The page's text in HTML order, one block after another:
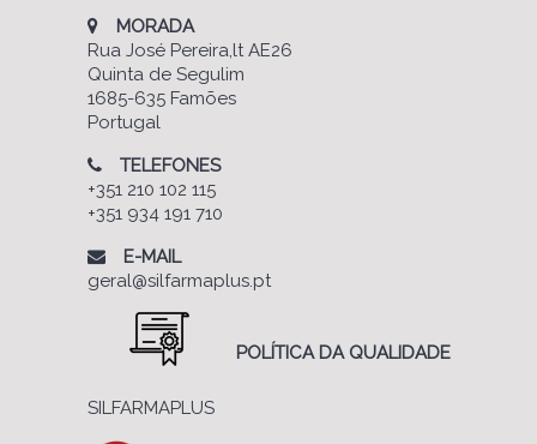
MORADA
Rua José Pereira,lt AE26
Quinta de Segulim
1685-635 Famões
Portugal
TELEFONES
+351 210 102 115
+351 934 191 710
E-MAIL
geral@silfarmaplus.pt
POLÍTICA DA QUALIDADE
SILFARMAPLUS